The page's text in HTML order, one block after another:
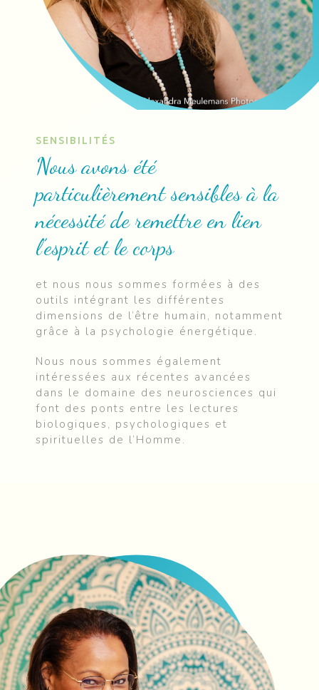
SENSIBILITÉS
Nous avons été
particulièrement sensibles à la
nécessité de remettre en lien
l’esprit et le corps
et nous nous sommes formées à des
outils intégrant les différentes
dimensions de l’être humain, notamment
grâce à la psychologie énergétique.
Nous nous sommes également
intéressées aux récentes avancées
dans le domaine des neurosciences qui
font des ponts entre les lectures
biologiques, psychologiques et
spirituelles de l’Homme.